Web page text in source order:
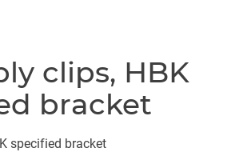
clips, HBK
bracket
specified bracket